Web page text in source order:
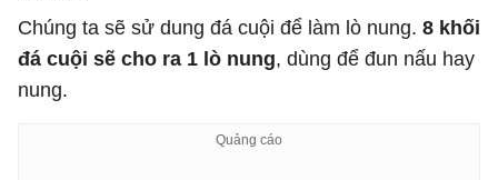
Chúng ta sẽ sử dung đá cuội để làm lò nung. 8 khối
đá cuội sẽ cho ra 1 lò nung, dùng để đun nấu hay
nung.